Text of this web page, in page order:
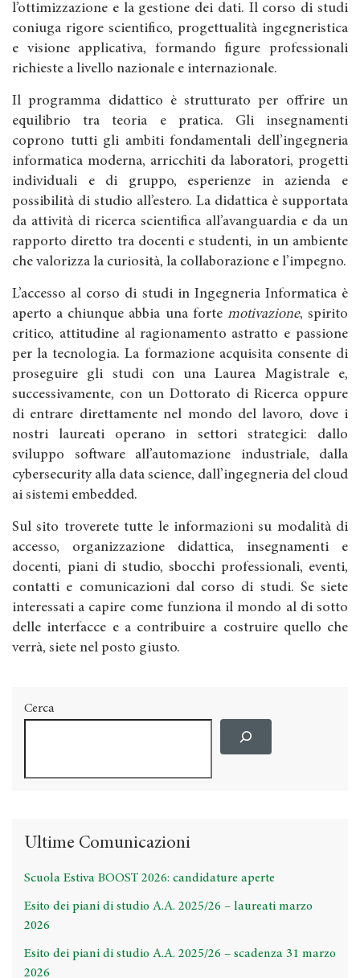
l’ottimizzazione e la gestione dei dati. Il corso di studi
coniuga rigore scientifico, progettualità ingegneristica
e visione applicativa, formando figure professionali
richieste a livello nazionale e internazionale.
Il programma didattico è strutturato per offrire un
equilibrio tra teoria e pratica. Gli insegnamenti
coprono tutti gli ambiti fondamentali dell’ingegneria
informatica moderna, arricchiti da laboratori, progetti
individuali e di gruppo, esperienze in azienda e
possibilità di studio all’estero. La didattica è supportata
da attività di ricerca scientifica all’avanguardia e da un
rapporto diretto tra docenti e studenti, in un ambiente
che valorizza la curiosità, la collaborazione e l’impegno.
L’accesso al corso di studi in Ingegneria Informatica è
aperto a chiunque abbia una forte motivazione, spirito
critico, attitudine al ragionamento astratto e passione
per la tecnologia. La formazione acquisita consente di
proseguire gli studi con una Laurea Magistrale e,
successivamente, con un Dottorato di Ricerca oppure
di entrare direttamente nel mondo del lavoro, dove i
nostri laureati operano in settori strategici: dallo
sviluppo software all’automazione industriale, dalla
cybersecurity alla data science, dall’ingegneria del cloud
ai sistemi embedded.
Sul sito troverete tutte le informazioni su modalità di
accesso, organizzazione didattica, insegnamenti e
docenti, piani di studio, sbocchi professionali, eventi,
contatti e comunicazioni dal corso di studi. Se siete
interessati a capire come funziona il mondo al di sotto
delle interfacce e a contribuire a costruire quello che
verrà, siete nel posto giusto.
Cerca
Ultime Comunicazioni
Scuola Estiva BOOST 2026: candidature aperte
Esito dei piani di studio A.A. 2025/26 – laureati marzo
2026
Esito dei piani di studio A.A. 2025/26 – scadenza 31 marzo
2026